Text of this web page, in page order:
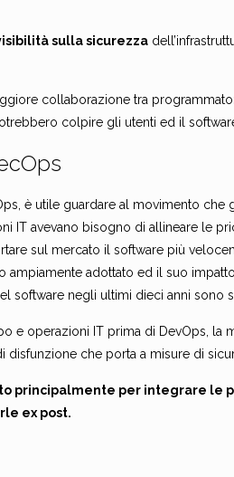
sulla sicurezza
collaborazione tra
colpire gli utenti ed il
è utile guardare al movimento
IT avevano bisogno di allineare le
sul mercato il software più
ampiamente adottato ed il suo
software negli ultimi dieci anni sono
e operazioni IT prima di DevOps, la
che porta a misure di
principalmente per integrare le
ex post.